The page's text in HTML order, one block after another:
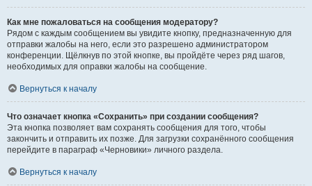
Как мне пожаловаться на сообщения модератору?
Рядом с каждым сообщением вы увидите кнопку, предназначенную для
отправки жалобы на него, если это разрешено администратором
конференции. Щёлкнув по этой кнопке, вы пройдёте через ряд шагов,
необходимых для оправки жалобы на сообщение.
Вернуться к началу
Что означает кнопка «Сохранить» при создании сообщения?
Эта кнопка позволяет вам сохранять сообщения для того, чтобы
закончить и отправить их позже. Для загрузки сохранённого сообщения
перейдите в параграф «Черновики» личного раздела.
Вернуться к началу